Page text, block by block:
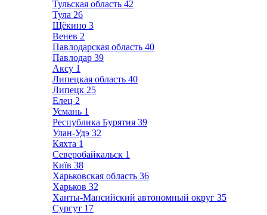
Тульская область 42
Тула 26
Щёкино 3
Венев 2
Павлодарская область 40
Павлодар 39
Аксу 1
Липецкая область 40
Липецк 25
Елец 2
Усмань 1
Республика Бурятия 39
Улан-Удэ 32
Кяхта 1
Северобайкальск 1
Київ 38
Харьковская область 36
Харьков 32
Ханты-Мансийский автономный округ 35
Сургут 17